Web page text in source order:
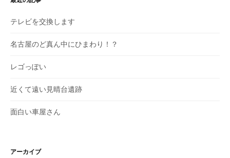
テレビを交換します
名古屋のど真ん中にひまわり！？
レゴっぽい
近くて遠い見晴台遺跡
面白い車屋さん
アーカイブ